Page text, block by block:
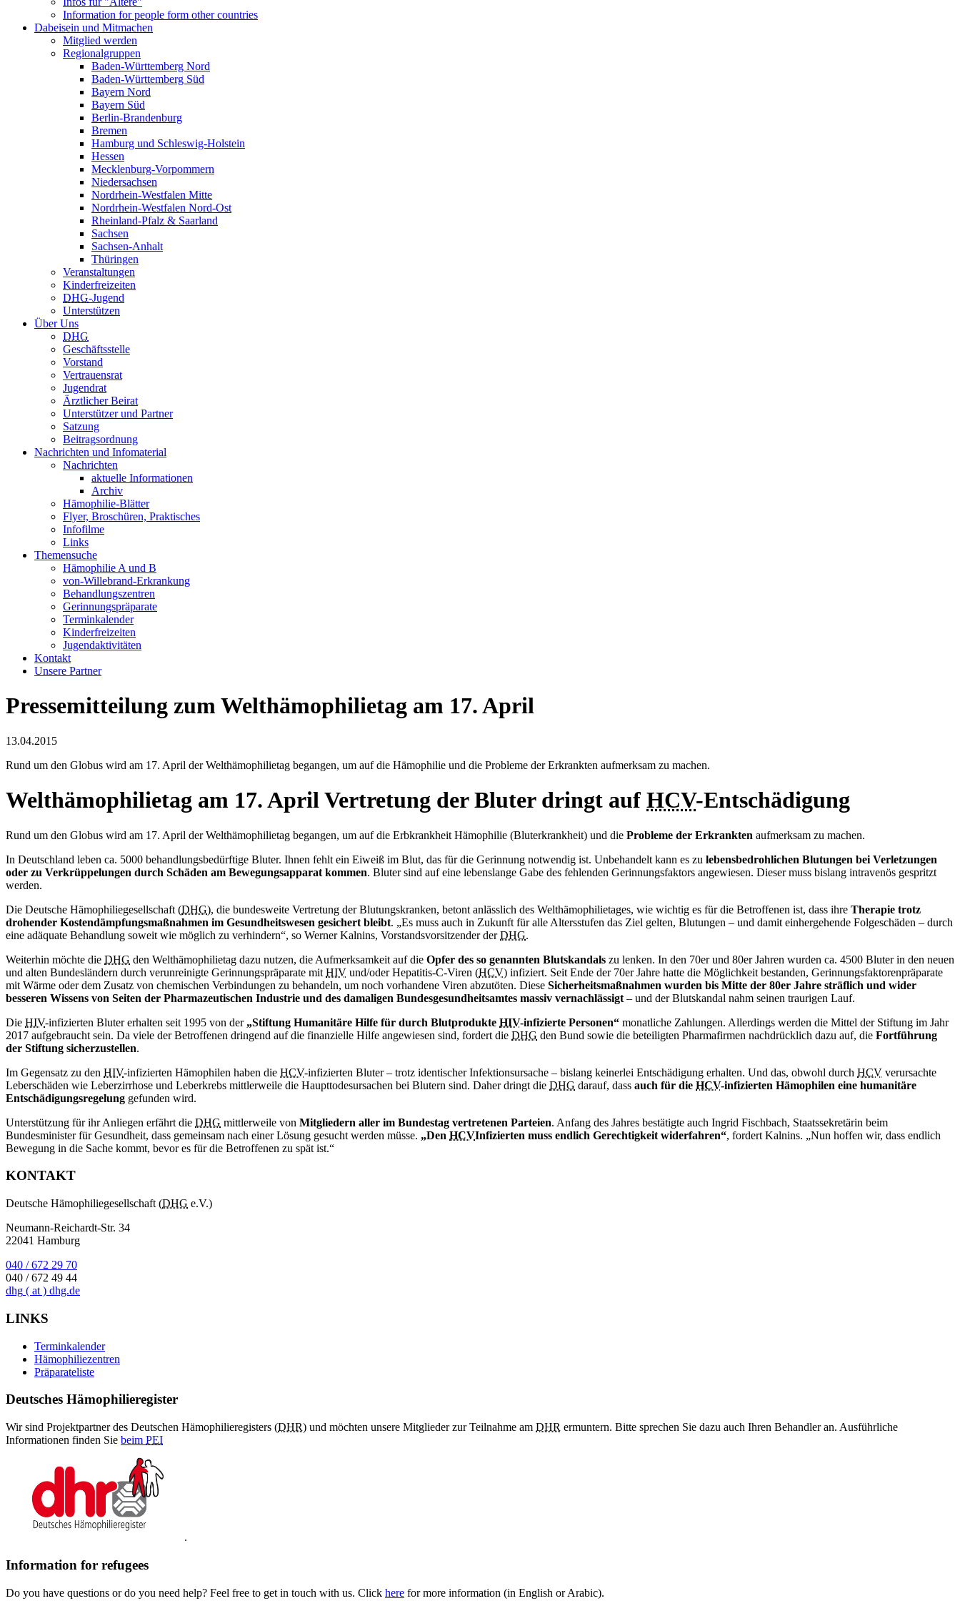
Information for people form other countries
Dabeisein und Mitmachen
Mitglied werden
Regionalgruppen
Baden-Württemberg Nord
Baden-Württemberg Süd
Bayern Nord
Bayern Süd
Berlin-Brandenburg
Bremen
Hamburg und Schleswig-Holstein
Hessen
Mecklenburg-Vorpommern
Niedersachsen
Nordrhein-Westfalen Mitte
Nordrhein-Westfalen Nord-Ost
Rheinland-Pfalz & Saarland
Sachsen
Sachsen-Anhalt
Thüringen
Veranstaltungen
Kinderfreizeiten
DHG-Jugend
Unterstützen
Über Uns
DHG
Geschäftsstelle
Vorstand
Vertrauensrat
Jugendrat
Ärztlicher Beirat
Unterstützer und Partner
Satzung
Beitragsordnung
Nachrichten und Infomaterial
Nachrichten
aktuelle Informationen
Archiv
Hämophilie-Blätter
Flyer, Broschüren, Praktisches
Infofilme
Links
Themensuche
Hämophilie A und B
von-Willebrand-Erkrankung
Behandlungszentren
Gerinnungspräparate
Terminkalender
Kinderfreizeiten
Jugendaktivitäten
Kontakt
Unsere Partner
Pressemitteilung zum Welthämophilietag am 17. April
13.04.2015
Rund um den Globus wird am 17. April der Welthämophilietag begangen, um auf die Hämophilie und die Probleme der Erkrankten aufmerksam zu machen.
Welthämophilietag am 17. April Vertretung der Bluter dringt auf HCV-Entschädigung
Rund um den Globus wird am 17. April der Welthämophilietag begangen, um auf die Erbkrankheit Hämophilie (Bluterkrankheit) und die Probleme der Erkrankten aufmerksam zu machen.
In Deutschland leben ca. 5000 behandlungsbedürftige Bluter. Ihnen fehlt ein Eiweiß im Blut, das für die Gerinnung notwendig ist. Unbehandelt kann es zu lebensbedrohlichen Blutungen bei Verletzungen
oder zu Verkrüppelungen durch Schäden am Bewegungsapparat kommen. Bluter sind auf eine lebenslange Gabe des fehlenden Gerinnungsfaktors angewiesen. Dieser muss bislang intravenös gespritzt
werden.
Die Deutsche Hämophiliegesellschaft (DHG), die bundesweite Vertretung der Blutungskranken, betont anlässlich des Welthämophilietages, wie wichtig es für die Betroffenen ist, dass ihre Therapie trotz
drohender Kostendämpfungsmaßnahmen im Gesundheitswesen gesichert bleibt. „Es muss auch in Zukunft für alle Altersstufen das Ziel gelten, Blutungen – und damit einhergehende Folgeschäden – durch
eine adäquate Behandlung soweit wie möglich zu verhindern“, so Werner Kalnins, Vorstandsvorsitzender derDHG.
Weiterhin möchte die DHG den Welthämophilietag dazu nutzen, die Aufmerksamkeit auf die Opfer des so genannten Blutskandals zu lenken. In den 70er und 80er Jahren wurden ca. 4500 Bluter in den neuen
und alten Bundesländern durch verunreinigte Gerinnungspräparate mit HIV und/oder Hepatitis-C-Viren (HCV) infiziert. Seit Ende der 70er Jahre hatte die Möglichkeit bestanden, Gerinnungsfaktorenpräparate
mit Wärme oder dem Zusatz von chemischen Verbindungen zu behandeln, um noch vorhandene Viren abzutöten. Diese Sicherheitsmaßnahmen wurden bis Mitte der 80er Jahre sträflich und wider
besseren Wissens von Seiten der Pharmazeutischen Industrie und des damaligen Bundesgesundheitsamtes massiv vernachlässigt – und der Blutskandal nahm seinen traurigen Lauf.
Die HIV-infizierten Bluter erhalten seit 1995 von der „Stiftung Humanitäre Hilfe für durch Blutprodukte HIV-infizierte Personen“ monatliche Zahlungen. Allerdings werden die Mittel der Stiftung im Jahr
2017 aufgebraucht sein. Da viele der Betroffenen dringend auf die finanzielle Hilfe angewiesen sind, fordert die DHG den Bund sowie die beteiligten Pharmafirmen nachdrücklich dazu auf, die Fortführung
der Stiftung sicherzustellen.
Im Gegensatz zu den HIV-infizierten Hämophilen haben die HCV-infizierten Bluter – trotz identischer Infektionsursache – bislang keinerlei Entschädigung erhalten. Und das, obwohl durch HCV verursachte
Leberschäden wie Leberzirrhose und Leberkrebs mittlerweile die Haupttodesursachen bei Blutern sind. Daher dringt die DHG darauf, dass auch für die HCV-infizierten Hämophilen eine humanitäre
Entschädigungsregelung gefunden wird.
Unterstützung für ihr Anliegen erfährt die DHG mittlerweile von Mitgliedern aller im Bundestag vertretenen Parteien. Anfang des Jahres bestätigte auch Ingrid Fischbach, Staatssekretärin beim
Bundesminister für Gesundheit, dass gemeinsam nach einer Lösung gesucht werden müsse. „Den HCVInfizierten muss endlich Gerechtigkeit widerfahren“, fordert Kalnins. „Nun hoffen wir, dass endlich
Bewegung in die Sache kommt, bevor es für die Betroffenen zu spät ist.“
KONTAKT
Deutsche Hämophiliegesellschaft (DHG e.V.)
Neumann-Reichardt-Str. 34
22041 Hamburg
040 / 672 29 70
040 / 672 49 44
dhg ( at ) dhg.de
LINKS
Terminkalender
Hämophiliezentren
Präparateliste
Deutsches Hämophilieregister
Wir sind Projektpartner des Deutschen Hämophilieregisters (DHR) und möchten unsere Mitglieder zur Teilnahme am DHR ermuntern. Bitte sprechen Sie dazu auch Ihren Behandler an. Ausführliche
Informationen finden Sie beim PEI
.
Information for refugees
Do you have questions or do you need help? Feel free to get in touch with us. Click here for more information (in English or Arabic).